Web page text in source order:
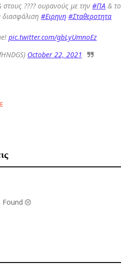
στους ???? ουρανούς με την#ΠΑ &
διασφάλιση#Ειρηνη #Σταθεροτητα
pic.twitter.com/gbLyUmnoEz
October 22, 2021
Found